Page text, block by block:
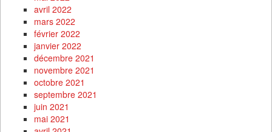
avril 2022
mars 2022
février 2022
janvier 2022
décembre 2021
novembre 2021
octobre 2021
septembre 2021
juin 2021
mai 2021